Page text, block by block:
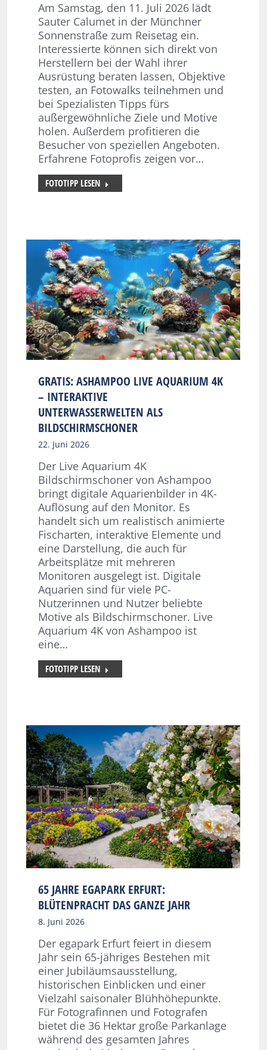
Am Samstag, den 11. Juli 2026 lädt
Sauter Calumet in der Münchner
Sonnenstraße zum Reisetag ein.
Interessierte können sich direkt von
Herstellern bei der Wahl ihrer
Ausrüstung beraten lassen, Objektive
testen, an Fotowalks teilnehmen und
bei Spezialisten Tipps fürs
außergewöhnliche Ziele und Motive
holen. Außerdem profitieren die
Besucher von speziellen Angeboten.
Erfahrene Fotoprofis zeigen vor…
FOTOTIPP LESEN
GRATIS: ASHAMPOO LIVE AQUARIUM 4K
– INTERAKTIVE
UNTERWASSERWELTEN ALS
BILDSCHIRMSCHONER
22. Juni 2026
Der Live Aquarium 4K
Bildschirmschoner von Ashampoo
bringt digitale Aquarienbilder in 4K-
Auflösung auf den Monitor. Es
handelt sich um realistisch animierte
Fischarten, interaktive Elemente und
eine Darstellung, die auch für
Arbeitsplätze mit mehreren
Monitoren ausgelegt ist. Digitale
Aquarien sind für viele PC-
Nutzerinnen und Nutzer beliebte
Motive als Bildschirmschoner. Live
Aquarium 4K von Ashampoo ist
eine…
FOTOTIPP LESEN
65 JAHRE EGAPARK ERFURT:
BLÜTENPRACHT DAS GANZE JAHR
8. Juni 2026
Der egapark Erfurt feiert in diesem
Jahr sein 65-jähriges Bestehen mit
einer Jubiläumsausstellung,
historischen Einblicken und einer
Vielzahl saisonaler Blühhöhepunkte.
Für Fotografinnen und Fotografen
bietet die 36 Hektar große Parkanlage
während des gesamten Jahres